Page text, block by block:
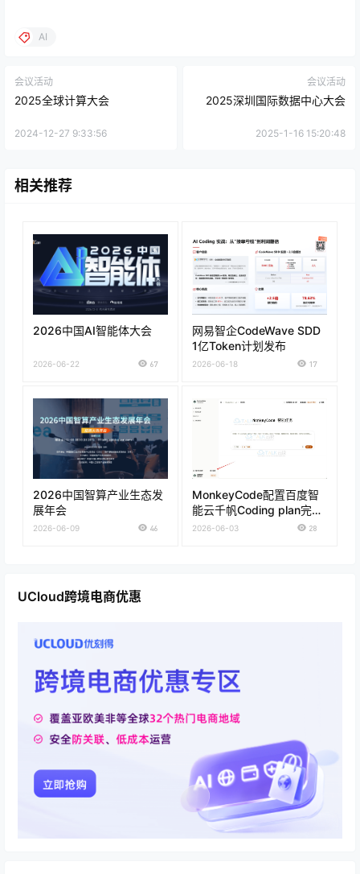
AI
会议活动
2025全球计算大会
2024-12-27 9:33:56
会议活动
2025深圳国际数据中心大会
2025-1-16 15:20:48
相关推荐
2026中国AI智能体大会
2026-06-22 67
网易智企CodeWave SDD
1亿Token计划发布
2026-06-18 17
2026中国智算产业生态发
展年会
2026-06-09 46
MonkeyCode配置百度智
能云千帆Coding plan完整
流程
2026-06-03 28
UCloud跨境电商优惠